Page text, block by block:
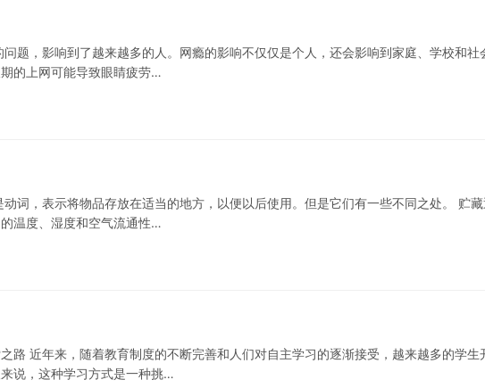
题，影响到了越来越多的人。网瘾的影响不仅仅是个人，还会影响到家庭、学校和社
的上网可能导致眼睛疲劳…
词，表示将物品存放在适当的地方，以便以后使用。但是它们有一些不同之处。 贮藏
温度、湿度和空气流通性…
路 近年来，随着教育制度的不断完善和人们对自主学习的逐渐接受，越来越多的学生
说，这种学习方式是一种挑…